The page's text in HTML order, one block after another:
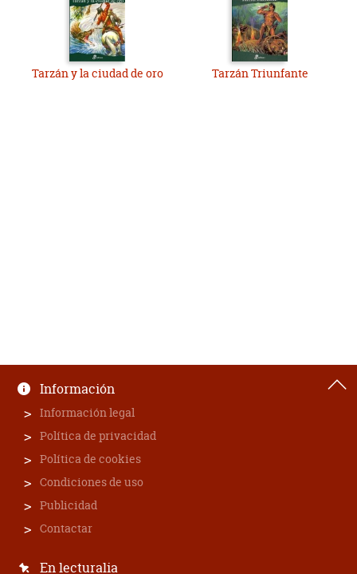
Tarzán y la ciudad de oro Tarzán Triunfante
Información
Información legal
Política de privacidad
Política de cookies
Condiciones de uso
Publicidad
Contactar
En lecturalia